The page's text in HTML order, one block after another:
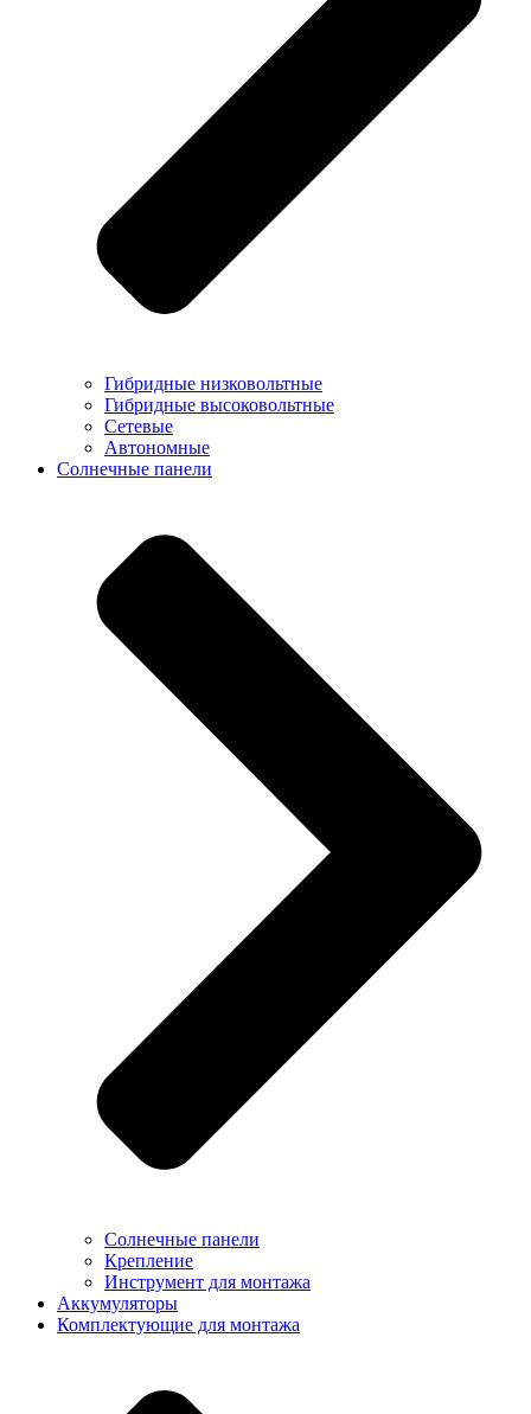
Гибридные низковольтные
Гибридные высоковольтные
Сетевые
Автономные
Солнечные панели
Солнечные панели
Крепление
Инструмент для монтажа
Аккумуляторы
Комплектующие для монтажа